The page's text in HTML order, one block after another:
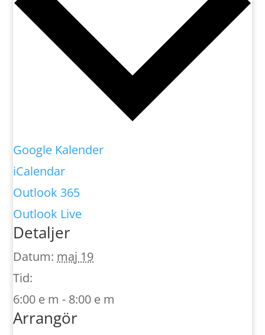
Google Kalender
iCalendar
Outlook 365
Outlook Live
Detaljer
Datum: maj 19
Tid:
6:00 e m - 8:00 e m
Arrangör